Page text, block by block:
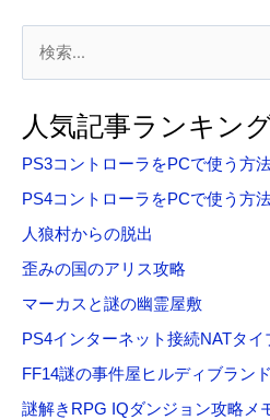
象
:
人気記事ランキン
PS3コントローラをPCで使う方
PS4コントローラをPCで使う方
人狼村からの脱出
歪みの国のアリス攻略
マーカスと謎の幽霊屋敷
PS4インターネット接続NATタ
FF14謎の事件屋ヒルディブラン
謎解きRPG IQダンジョン攻略メ